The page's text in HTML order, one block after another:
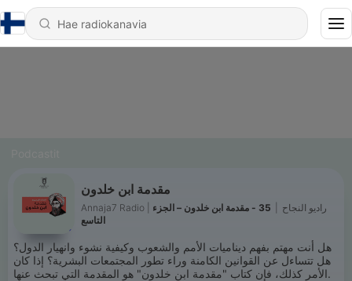
مقدمة ابن خلدون
Annaja7 Radio | راديو النجاح
35 - مقدمة ابن خلدون – الجزء
التاسع
هل أنت مهتم بفهم ديناميات الأمم والشعوب وكيفية نشوء وانهيار الدول؟
هل تتساءل عن القوانين الكامنة وراء تطور المجتمعات البشرية؟ إذا كان
الأمر كذلك، فإن كتاب "مقدمة ابن خلدون" هو المقدمة التي تبحث عنها.